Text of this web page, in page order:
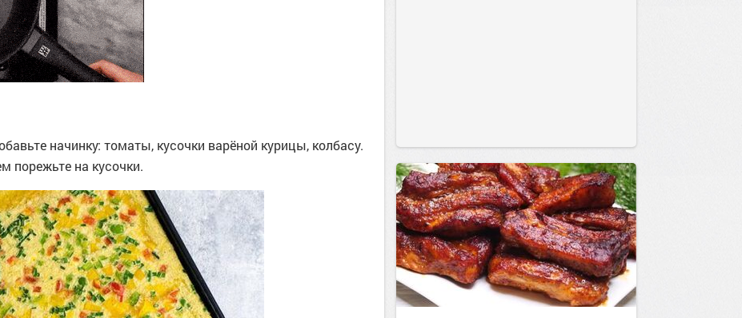
начинку: томаты, кусочки варёной курицы, колбасу.
порежьте на кусочки.